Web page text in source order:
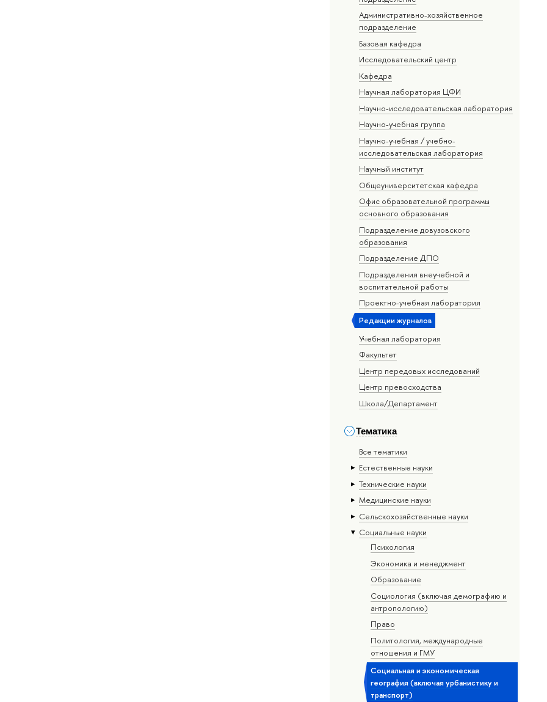
Административно-хозяйственное
подразделение
Базовая кафедра
Исследовательский центр
Кафедра
Научная лаборатория ЦФИ
Научно-исследовательская лаборатория
Научно-учебная группа
Научно-учебная / учебно-
исследовательская лаборатория
Научный институт
Общеуниверситетская кафедра
Офис образовательной программы
основного образования
Подразделение довузовского
образования
Подразделение ДПО
Подразделения внеучебной и
воспитательной работы
Проектно-учебная лаборатория
Редакции журналов
Учебная лаборатория
Факультет
Центр передовых исследований
Центр превосходства
Школа/Департамент
Тематика
Все тематики
Естественные науки
Тех­ничес­кие науки
Медицинские науки
Сельскохозяйственные науки
Социальные науки
Психология
Экономика и менеджмент
Образование
Социология (включая демографию и
антропологию)
Право
Политология, международные
отношения и ГМУ
Социальная и экономическая
география (включая урбанистику и
транспорт)